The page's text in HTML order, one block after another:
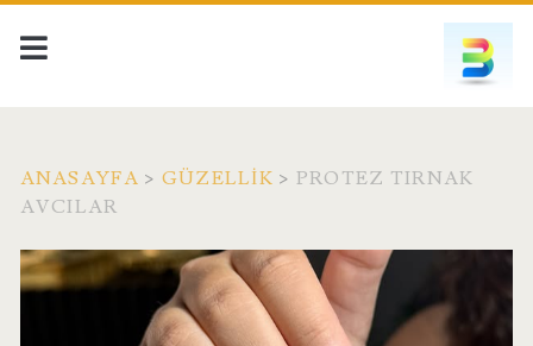
ANASAYFA > GÜZELLIK > PROTEZ TIRNAK
AVCILAR